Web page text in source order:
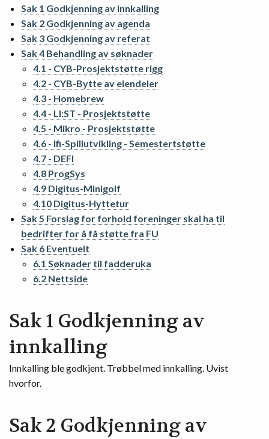
Sak 1 Godkjenning av innkalling
Sak 2 Godkjenning av agenda
Sak 3 Godkjenning av referat
Sak 4 Behandling av søknader
4.1 - CYB-Prosjektstøtte rigg
4.2 - CYB-Bytte av eiendeler
4.3 - Homebrew
4.4 - LI:ST - Prosjektstøtte
4.5 - Mikro - Prosjektstøtte
4.6 - Ifi-Spillutvikling - Semestertstøtte
4.7 - DEFI
4.8 ProgSys
4.9 Digitus-Minigolf
4.10 Digitus-Hyttetur
Sak 5 Forslag for forhold foreninger skal ha til
bedrifter for å få støtte fra FU
Sak 6 Eventuelt
6.1 Søknader til fadderuka
6.2 Nettside
Sak 1 Godkjenning av
innkalling
Innkalling ble godkjent. Trøbbel med innkalling. Uvist
hvorfor.
Sak 2 Godkjenning av